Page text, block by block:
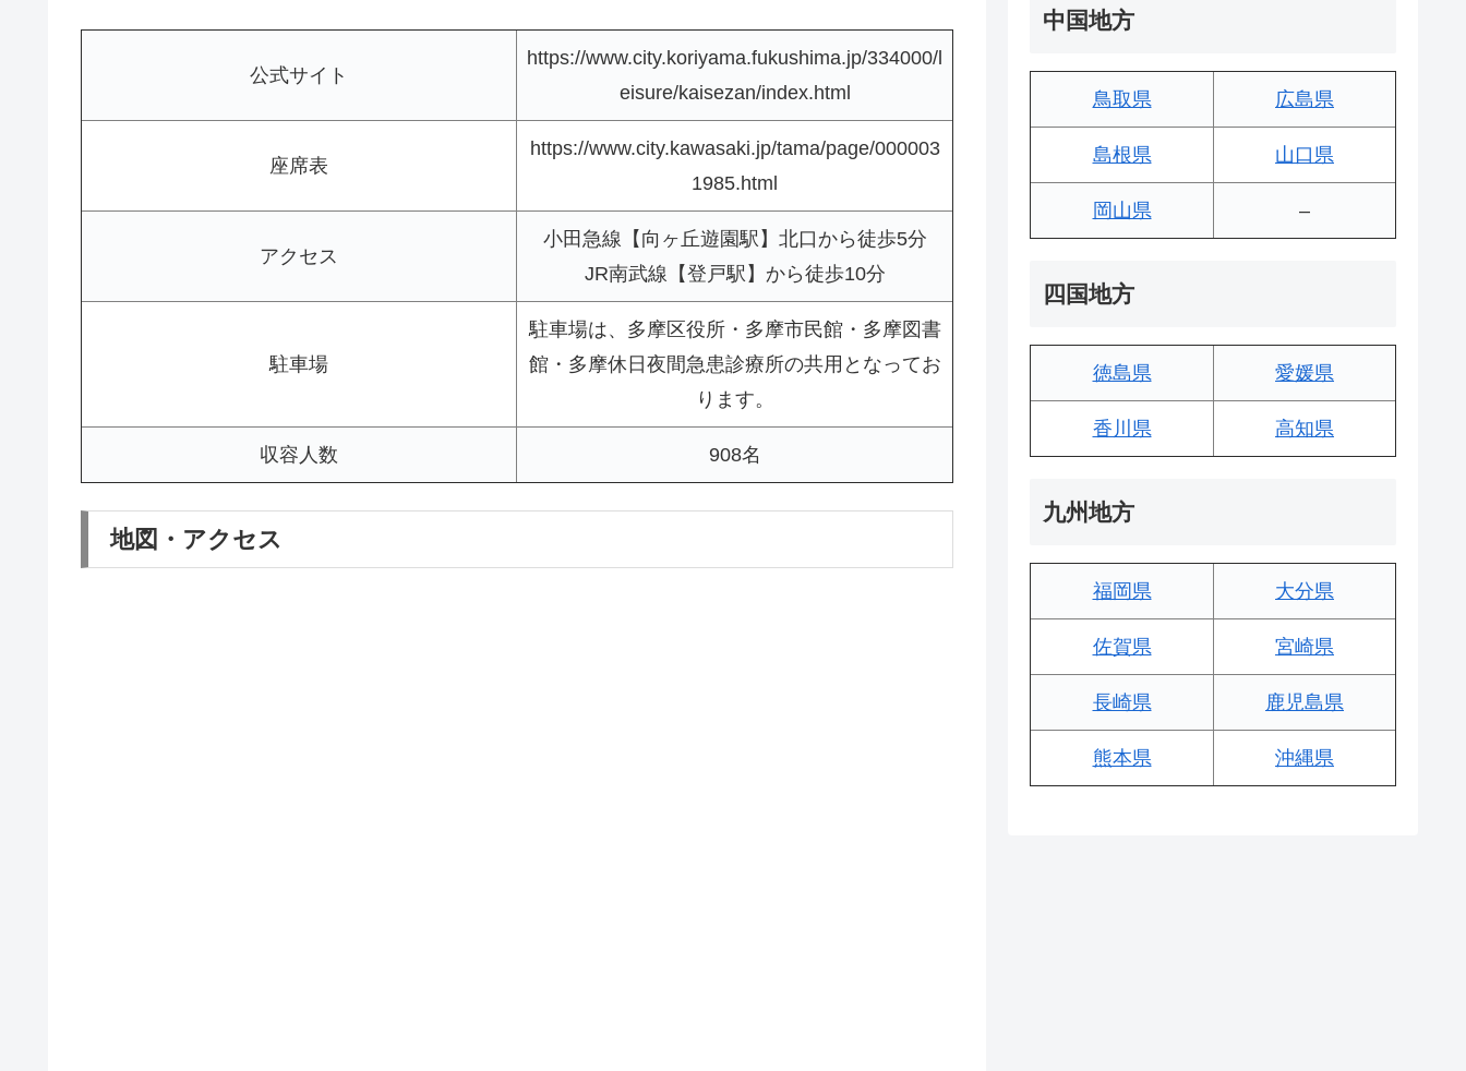
公式サイト
https://www.city.koriyama.fukushima.jp/334000/l
eisure/kaisezan/index.html
座席表
https://www.city.kawasaki.jp/tama/page/000003
1985.html
アクセス
小田急線【向ヶ丘遊園駅】北口から徒歩5分
JR南武線【登戸駅】から徒歩10分
駐車場
駐車場は、多摩区役所・多摩市民館・多摩図書
館・多摩休日夜間急患診療所の共用となってお
ります。
収容人数 908名
地図・アクセス
中国地方
鳥取県 広島県
島根県 山口県
岡山県 –
四国地方
徳島県 愛媛県
香川県 高知県
九州地方
福岡県 大分県
佐賀県 宮崎県
長崎県 鹿児島県
熊本県 沖縄県